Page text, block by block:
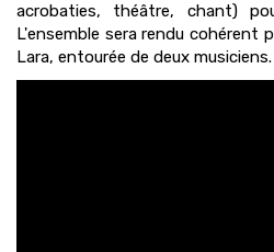
acrobaties, théâtre, chant)
L'ensemble sera rendu cohérent
Lara, entourée de deux musiciens.